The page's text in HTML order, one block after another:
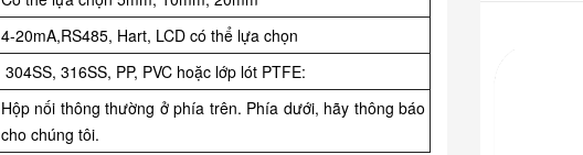
4-20mA,RS485, Hart, LCD có thể lựa chọn
304SS, 316SS, PP, PVC hoặc lớp lót PTFE:
Hộp nối thông thường ở phía trên. Phía dưới, hãy thông báo
cho chúng tôi.